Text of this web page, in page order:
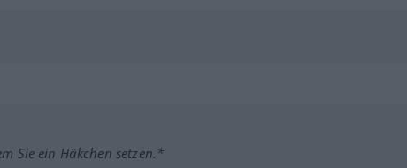
Sie ein Häkchen setzen.*